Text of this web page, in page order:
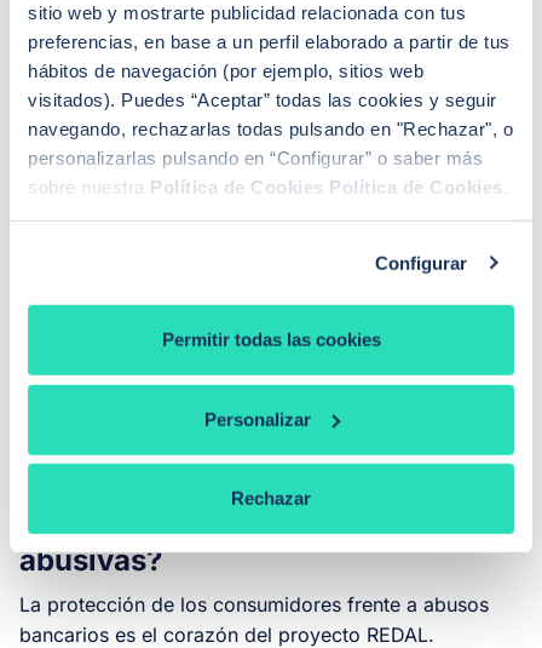
sitio web y mostrarte publicidad relacionada con tus
preferencias, en base a un perfil elaborado a partir de tus
hábitos de navegación (por ejemplo, sitios web
visitados). Puedes “Aceptar” todas las cookies y seguir
navegando, rechazarlas todas pulsando en "Rechazar", o
personalizarlas pulsando en “Configurar” o saber más
sobre nuestra Política de Cookies Política de Cookies
Configurar
Permitir todas las cookies
Personalizar
Rechazar
Lo cierto es que, aunque no establece límites
específicos,la Ley REDAL podría tener un impacto
indirecto:
-Eliminar cláusulas REDAL podría
acortar la duración
media de los préstamos , lo que impactaría en el
en la fijación de
intereses variables.
-Es posible que los bancos respondan con
para cubrirse ante futuras reclamaciones.
¿Cómo la Ley REDAL protege a los
hipotecados frente a prácticas
abusivas?
La protección de los consumidores frente a abusos
bancarios es el corazón del proyecto REDAL.